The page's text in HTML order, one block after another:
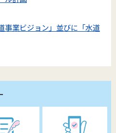
事業ビジョン」並びに「水道